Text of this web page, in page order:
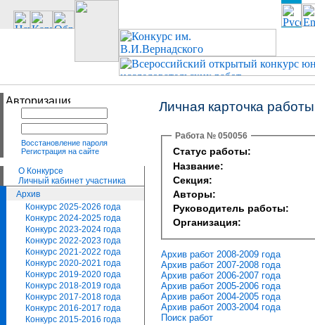
Восстановление пароля
Регистрация на сайте
О Конкурсе
Личный кабинет участника
Архив
Конкурс 2025-2026 года
Конкурс 2024-2025 года
Конкурс 2023-2024 года
Конкурс 2022-2023 года
Конкурс 2021-2022 года
Конкурс 2020-2021 года
Конкурс 2019-2020 года
Конкурс 2018-2019 года
Конкурс 2017-2018 года
Конкурс 2016-2017 года
Конкурс 2015-2016 года
Личная карточка работы
Работа № 050056
Статус работы:
Название:
Секция:
Авторы:
Руководитель работы:
Организация:
Архив работ 2008-2009 года
Архив работ 2007-2008 года
Архив работ 2006-2007 года
Архив работ 2005-2006 года
Архив работ 2004-2005 года
Архив работ 2003-2004 года
Поиск работ